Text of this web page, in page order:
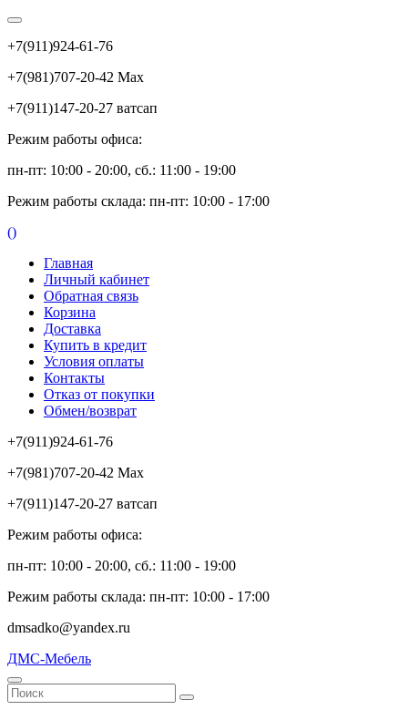
+7(911)924-61-76
+7(981)707-20-42 Max
+7(911)147-20-27 ватсап
Режим работы офиса:
пн-пт: 10:00 - 20:00, сб.: 11:00 - 19:00
Режим работы склада: пн-пт: 10:00 - 17:00
()
Главная
Личный кабинет
Обратная связь
Корзина
Доставка
Купить в кредит
Условия оплаты
Контакты
Отказ от покупки
Обмен/возврат
+7(911)924-61-76
+7(981)707-20-42 Max
+7(911)147-20-27 ватсап
Режим работы офиса:
пн-пт: 10:00 - 20:00, сб.: 11:00 - 19:00
Режим работы склада: пн-пт: 10:00 - 17:00
dmsadko@yandex.ru
ДМС-Мебель